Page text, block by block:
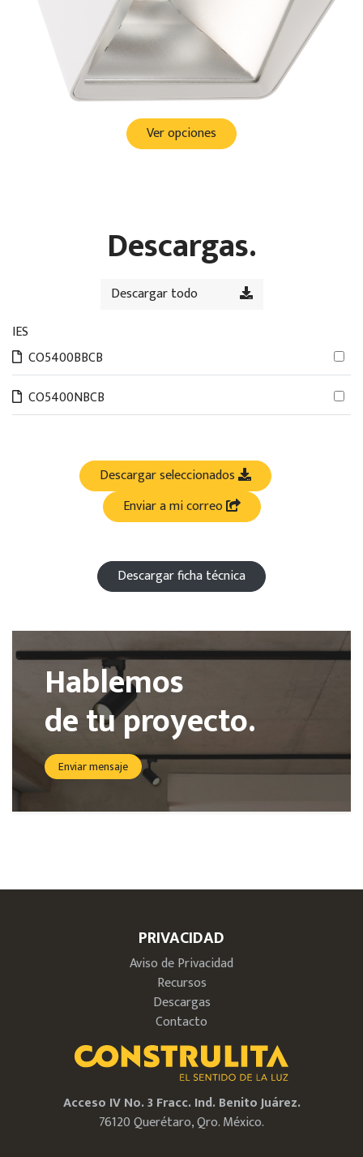
Ver opciones
Descargas.
Descargar todo
IES
CO5400BBCB
CO5400NBCB
Descargar seleccionados
Enviar a mi correo
Descargar ficha técnica
Hablemos
de tu proyecto.
Enviar mensaje
PRIVACIDAD
Aviso de Privacidad
Recursos
Descargas
Contacto
Acceso IV No. 3 Fracc. Ind. Benito Juárez.
76120 Querétaro, Qro. México.